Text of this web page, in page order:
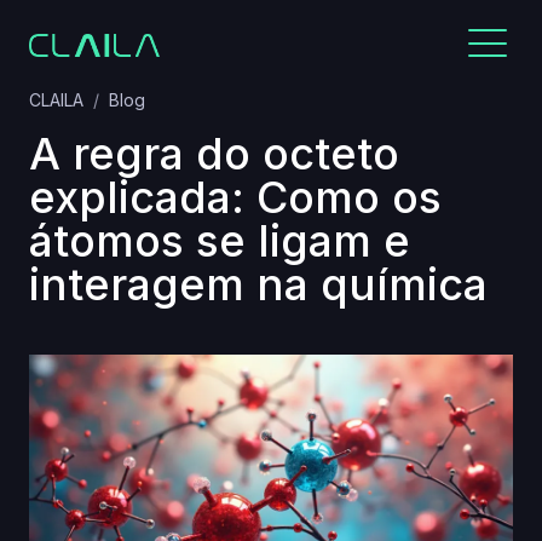
CLAILA Blog
A regra do octeto
explicada: Como os
átomos se ligam e
interagem na química